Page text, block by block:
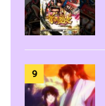
9